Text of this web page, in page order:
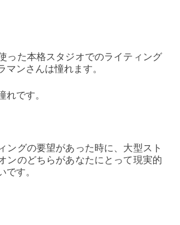
った本格スタジオでのライティング
マンさんは憧れます。
れです。
ングの要望があった時に、大型スト
ンのどちらがあなたにとって現実的
です。